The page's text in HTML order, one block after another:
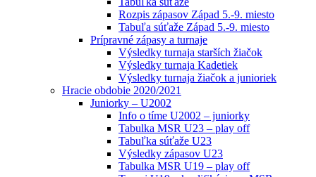
Rozpis zápasov Západ 5.-9. miesto
Tabuľa súťaže Západ 5.-9. miesto
Prípravné zápasy a turnaje
Výsledky turnaja starších žiačok
Výsledky turnaja Kadetiek
Výsledky turnaja žiačok a junioriek
Hracie obdobie 2020/2021
Juniorky – U2002
Info o tíme U2002 – juniorky
Tabulka MSR U23 – play off
Tabuľka súťaže U23
Výsledky zápasov U23
Tabulka MSR U19 – play off